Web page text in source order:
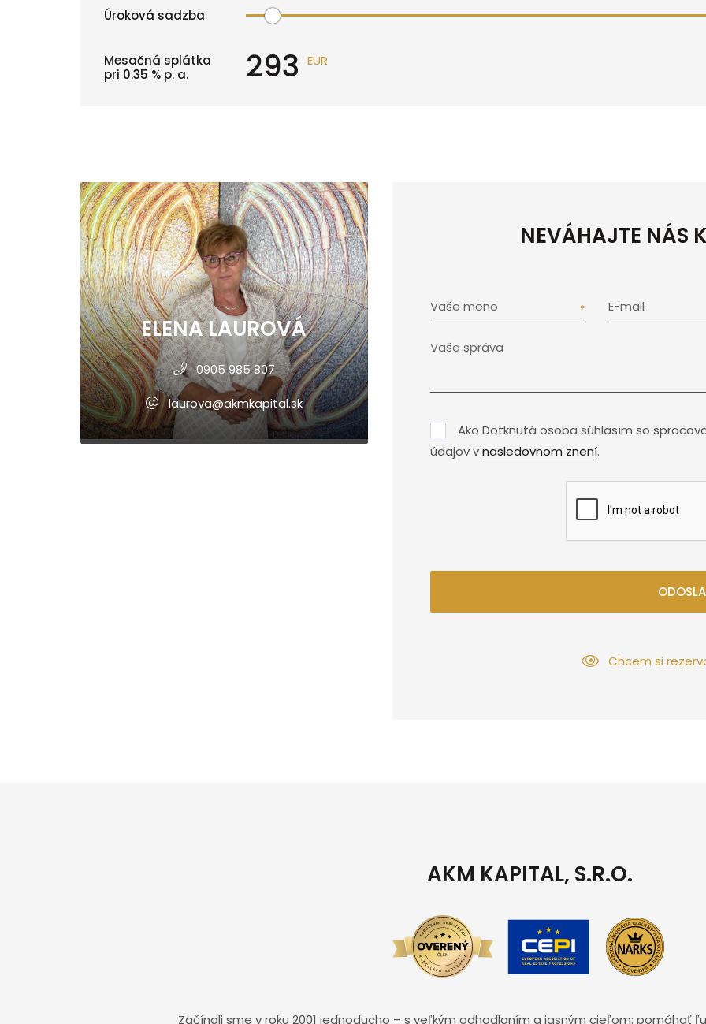
Úroková sadzba
Mesačná splátka
pri 0.35 % p. a. 293 EUR
ELENA LAUROVÁ
0905 985 807
laurova@akmkapital.sk
NEVÁHAJTE NÁS
Vaše meno E-mail
Ako Dotknutá osoba súhlasím so
údajov vnasledovnom znení.
Chcem si
AKM KAPITAL, S.R.O.
Začínali sme v roku 2001 jednoducho – s veľkým odhodlaním a jasným cieľom: pomáhať